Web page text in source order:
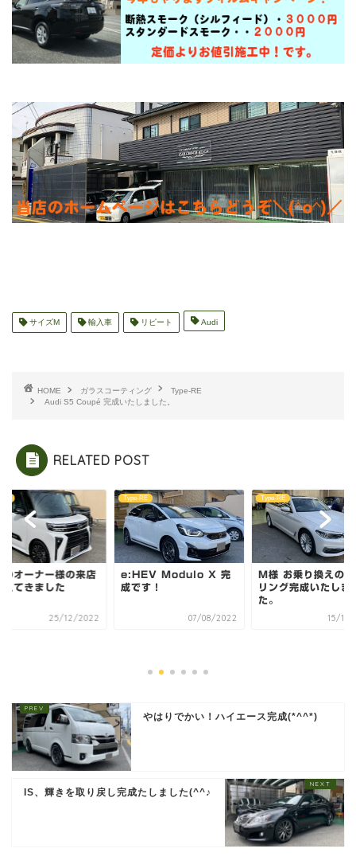
サイズM 輸入車 リピート Audi
HOME ガラスコーティング
Type-RE
Audi S5 Coupé 完成いたしました。
RELATED POST
のオーナー様の来店
えてきました
25/12/2022
Type-RE
e:HEV Modulo X 完
成です！
07/08/2022
Type-RE
M様 お乗り換えのツ
リング完成いたしま
た。
15/11/
やはりでかい！ハイエース完成(*^^*)
IS、輝きを取り戻し完成たしました(^^♪